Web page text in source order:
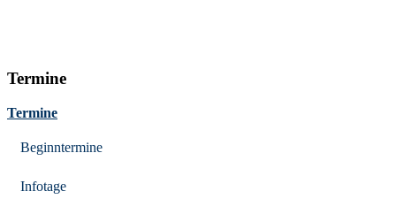
Termine
Termine
Beginntermine
Infotage